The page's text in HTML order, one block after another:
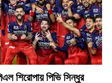
শিরোপায় পিভি সিন্ধুর